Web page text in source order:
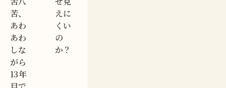
苦、
あわ
あわ
しな
がら
13年
えに
くい
の
か？